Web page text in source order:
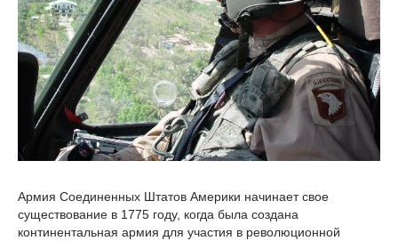
Армия Соединенных Штатов Америки начинает свое
существование в 1775 году, когда была создана
континентальная армия для участия в революционной